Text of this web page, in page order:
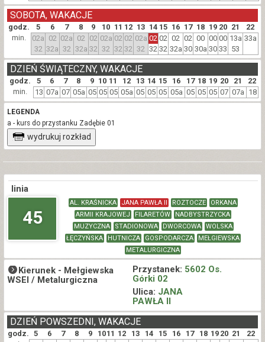
godz. 5 6 7 8 9 10 11 12 13 14 15 16 17 18 19 20 21 22
SOBOTA, WAKACJE
min.
02a
32
02
32a
02a
32
02
32a
02
32
02a
32
02
32
02
32
02a
32
02
32
02
32
02
32a
02
30
00
30a
00
30
00
33
13a
53
33a
godz. 5 6 7 8 9 10 11 12 13 14 15 16 17 18 19 20 21 22
DZIEŃ ŚWIĄTECZNY, WAKACJE
min. 13 07a 07 05a 05 05 05 05a 05 05 05 05a 05 05 05 07 07a 18
LEGENDA
a - kurs do przystanku Zadębie 01
wydrukuj rozkład
linia
45
AL. KRAŚNICKA JANA PAWŁA II ROZTOCZE
ORKANA
ARMII KRAJOWEJ
FILARETÓW
NADBYSTRZYCKA
MUZYCZNA
STADIONOWA DWORCOWA
WOLSKA
ŁĘCZYŃSKA
HUTNICZA GOSPODARCZA
MEŁGIEWSKA
METALURGICZNA
Kierunek - Mełgiewska
WSEI / Metalurgiczna
Przystanek: 5602 Os.
Górki 02
Ulica: JANA
PAWŁA II
godz. 5 6 7 8 9 1011 12 13 14 15 16 17 18 19 20 21 22
DZIEŃ POWSZEDNI, WAKACJE